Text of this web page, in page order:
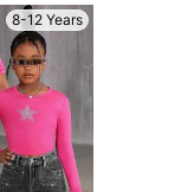
8-12 Years